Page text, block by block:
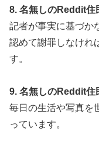
8. 名無しのReddit住
記者が事実に基づか
認めて謝罪しなけれ
す。
9. 名無しのReddit住
毎日の生活や写真を
っています。